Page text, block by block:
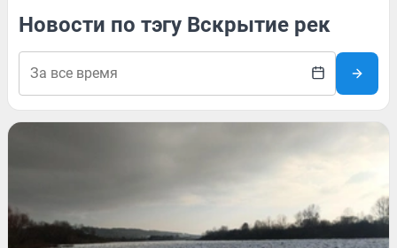
Новости по тэгу Вскрытие рек